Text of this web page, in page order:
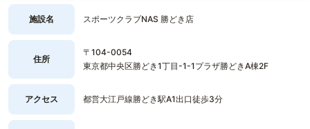
施設名 スポーツクラブNAS 勝どき店
住所
〒104-0054
東京都中央区勝どき1丁目-1-1プラザ勝どきA棟2F
アクセス 都営大江戸線勝どき駅A1出口徒歩3分